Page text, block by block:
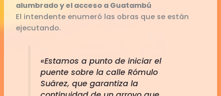
alumbrado y el acceso a Guatambú
El intendente enumeró las obras que se están
ejecutando.
«Estamos a punto de iniciar el
puente sobre la calle Rómulo
Suárez, que garantiza la